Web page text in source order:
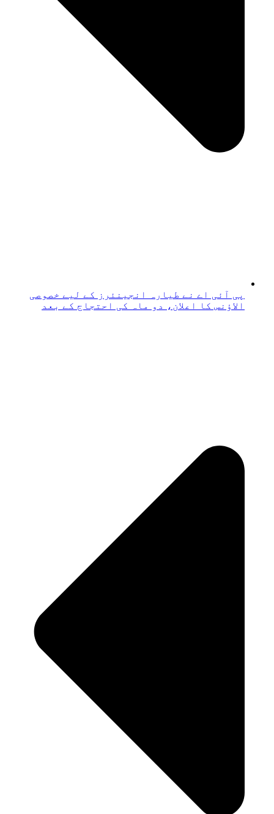
پی آئی اے نے طیارہ انجینئرز کے لیے خصوصی
الاؤنس کا اعلان، دو ماہ کی احتجاج کے بعد